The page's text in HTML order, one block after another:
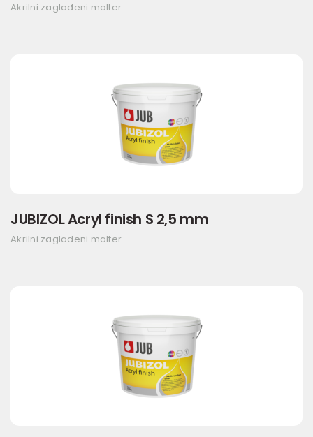
Akrilni zaglađeni malter
JUBIZOL Acryl finish S 2,5 mm
Akrilni zaglađeni malter